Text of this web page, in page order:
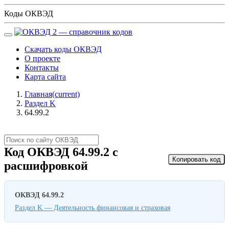
Коды ОКВЭД
Скачать коды ОКВЭД
О проекте
Контакты
Карта сайта
Главная(current)
Раздел K
64.99.2
Код ОКВЭД 64.99.2 с
расшифровкой
Копировать код
ОКВЭД 64.99.2
Раздел K — Деятельность финансовая и страховая